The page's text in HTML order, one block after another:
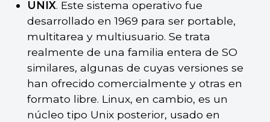
UNIX. Este sistema operativo fue
desarrollado en 1969 para ser portable,
multitarea y multiusuario. Se trata
realmente de una familia entera de SO
similares, algunas de cuyas versiones se
han ofrecido comercialmente y otras en
formato libre. Linux, en cambio, es un
núcleo tipo Unix posterior, usado en